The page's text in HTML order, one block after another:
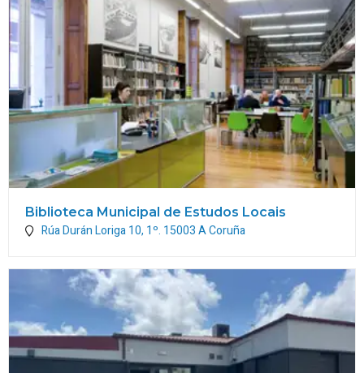
Biblioteca Municipal de Estudos Locais
Rúa Durán Loriga 10, 1º. 15003A Coruña